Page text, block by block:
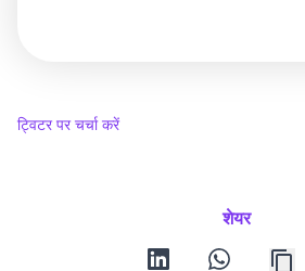
ट्विटर पर चर्चा करें
शेयर
linkedin whatsapp